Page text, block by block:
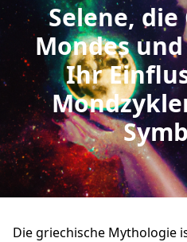
Selene,
Mondes
Ihr
Die griechische Mythologie